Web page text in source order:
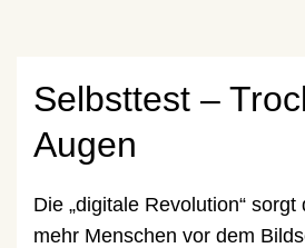
Selbsttest –
Augen
Die „digitale Revolution“
mehr Menschen vor dem